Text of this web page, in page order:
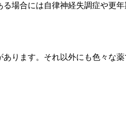
場合には自律神経失調症や更年
ります。それ以外にも色々な